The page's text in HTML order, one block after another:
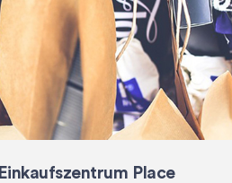
Einkaufszentrum Place